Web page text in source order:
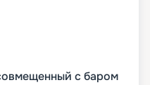
с баром